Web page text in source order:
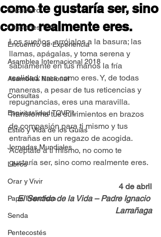
Encuentro
Oraciones TOV
Encuentro de Experiencia
Asamblea Internacional 2018
Asamblea Nacional
Consultas
Espiritualidad TOVPIL
Estilo y Vida de los Guías
Jornadas Mundiales
Libros
Orar y Vivir
Papa Francisco
Senda
Pentecostés
como te gustaría ser, sino
como realmente eres.
Los sueños, arrójalos a la basura; las
llamas, apágalas, y toma serena y
sabiamente en tus manos la fría
realidad: eres como eres. Y, de todas
maneras, a pesar de tus reticencias y
repugnancias, eres una maravilla.
Transforma tus sufrimientos en brazos
de compasión para ti mismo y tus
entrañas en un regazo de acogida.
Acéptate a ti mismo, no como te
gustaría ser, sino como realmente eres.
4 de abril
El Sentido de la Vida – Padre Ignacio
Larrañaga